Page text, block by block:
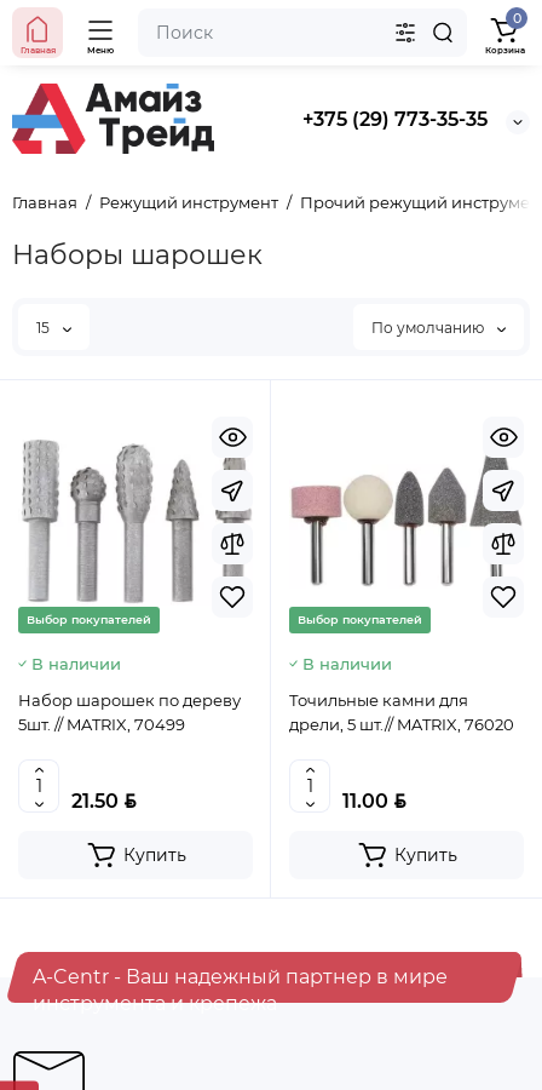
+375 (29) 773-35-35
Главная Меню
0
Корзина
Главная Режущий инструмент Прочий режущий
Выбор покупателей
Ведро строительное 12л, ПРЕМИУМ, арт. 0201 БЕЗ
НОСИКА
Наборы шарошек
15 По умолчанию
Выбор покупателей
В наличии
Набор шарошек по дереву
5шт. // MATRIX, 70499
21.50 BYN
Купить
Выбор покупателей
В наличии
Точильные камни для
дрели, 5 шт.// MATRIX, 76020
11.00 BYN
Купить
A-Centr - Ваш надежный партнер в мире
инструмента и крепежа